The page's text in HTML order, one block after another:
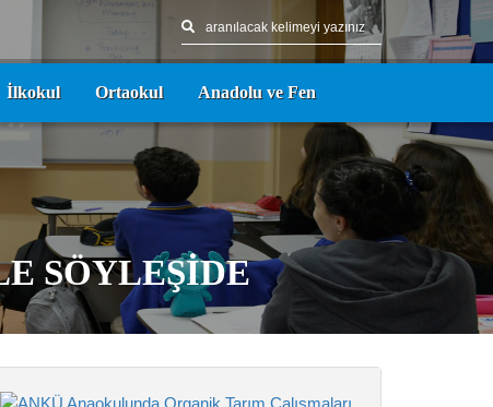
İlkokul Ortaokul Anadolu ve Fen
SÖYLEŞİDE